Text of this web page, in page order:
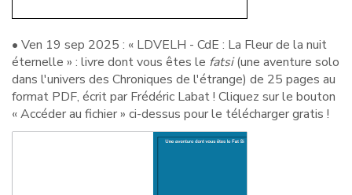
• Ven 19 sep 2025 : « LDVELH - CdE : La Fleur de la nuit
éternelle » : livre dont vous êtes le fatsi(une aventure solo
dans l'univers des Chroniques de l'étrange) de 25 pages au
format PDF, écrit par Frédéric Labat ! Cliquez sur le bouton
« Accéder au fichier » ci-dessus pour le télécharger gratis !